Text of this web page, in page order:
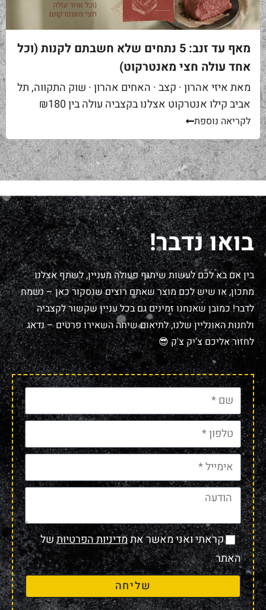
מאף עד זנב: 5 נתחים שלא חשבתם לקנות (וכל
אחד עולה חצי מאנטרקוט)
מאת איזי אהרון · קצב · האחים אהרון · שוק התקווה, תל
אביב קילו אנטרקוט אצלנו בקצביה עולה בין ₪180
ל-₪220. מחיר יפה – וגם מוצדק, כי זה...
לקריאה נוספת
בואו נדבר!
בין אם בא לכם לעשות שיתוף פעולה מעניין, לשתף אצלנו
מתכון, או שיש לכם מוצר שאתם רוצים שנסקור כאן – נשמח
לדבר! כמובן שאנחנו זמינים גם בכל עניין שקשור לקצביה
ולחנות האונליין שלנו, לתיאום שיחה השאירו פרטים – נדאג
לחזור אליכם צ'יק צ'ק 😎
קראתי ואני מאשר אתמדיניות הפרטיותשל
האתר
שליחה